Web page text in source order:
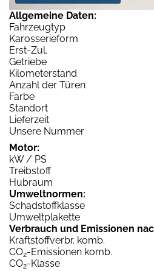
Allgemeine Daten:
Fahrzeugtyp
Karosserieform
Erst-Zul.
Getriebe
Kilometerstand
Anzahl der Türen
Farbe
Standort
Lieferzeit
Unsere Nummer
Motor:
kW / PS
Treibstoff
Hubraum
Umweltnormen:
Schadstoffklasse
Umweltplakette
Verbrauch und Emissionen
Kraftstoffverbr. komb.
CO2-Emissionen komb.
CO2-Klasse